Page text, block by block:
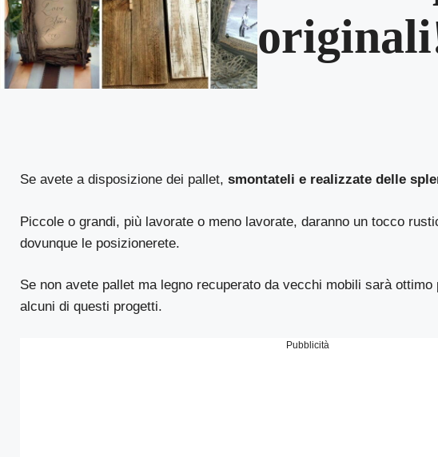
Se avete a disposizione dei pallet,smontateli e realizzate delle
Piccole o grandi, più lavorate o meno lavorate, daranno un tocco
dovunque le posizionerete.
Se non avete pallet ma legno recuperato da vecchi mobili sarà
alcuni di questi progetti.
Pubblicità